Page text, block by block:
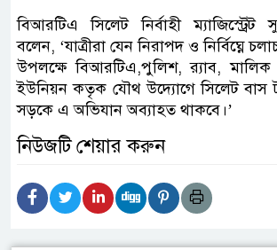
বিআরটিএ সিলেট নির্বাহী
বলেন, ‘যাত্রীরা যেন নিরাপদ ও নির্বিঘ্নে
উপলক্ষে বিআরটিএ,পুলিশ, র‌্যাব, মালিক
ইউনিয়ন কতৃক যৌথ উদ্যোগে সিলেট বাস
সড়কে এ অভিযান অব্যাহত থাকবে।’
নিউজটি শেয়ার করুন